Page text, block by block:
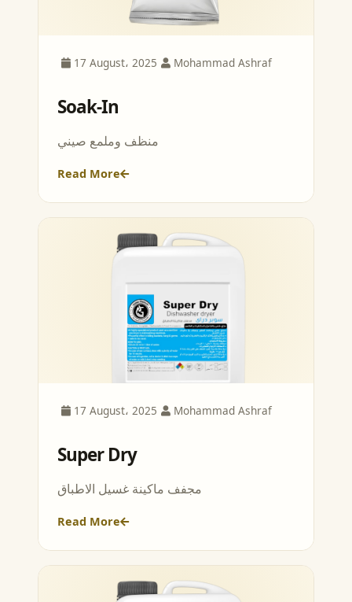
17 August، 2025 Mohammad Ashraf
Soak-In
منظف وملمع صيني
Read More
17 August، 2025 Mohammad Ashraf
Super Dry
مجفف ماكينة غسيل الاطباق
Read More